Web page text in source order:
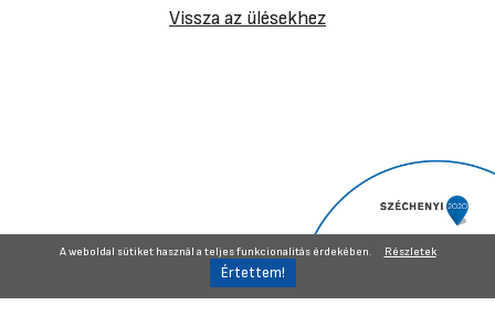
Vissza az ülésekhez
A weboldal sütiket használ a teljes funkcionalitás érdekében. Részletek